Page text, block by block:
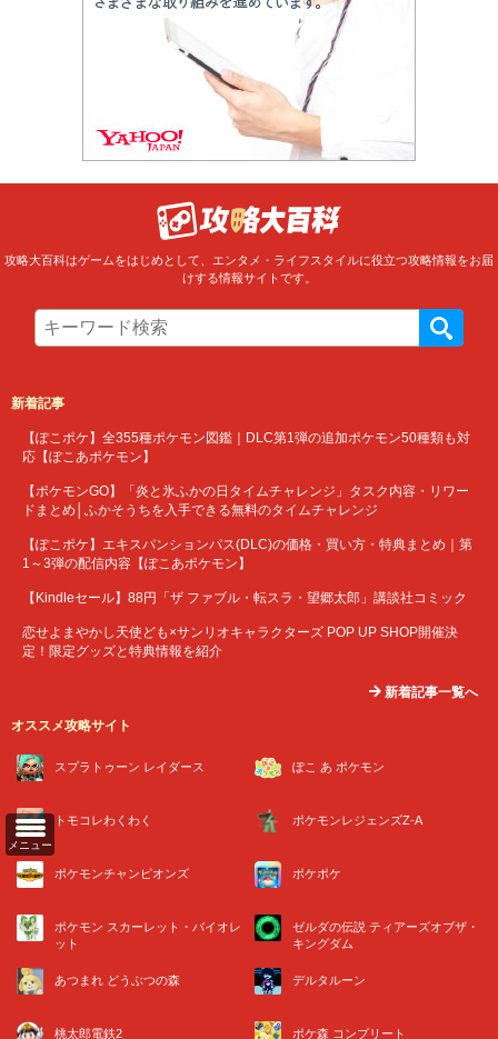
メニュー
攻略大百科はゲームをはじめとして、エンタメ・ライフスタイルに役立つ攻略情報をお届
けする情報サイトです。
新着記事
【ぽこポケ】全355種ポケモン図鑑｜DLC第1弾の追加ポケモン50種類も対
応【ぽこあポケモン】
【ポケモンGO】「炎と氷ふかの日タイムチャレンジ」タスク内容・リワー
ドまとめ│ふかそうちを入手できる無料のタイムチャレンジ
【ぽこポケ】エキスパンションパス(DLC)の価格・買い方・特典まとめ｜第
1～3弾の配信内容【ぽこあポケモン】
【Kindleセール】88円「ザ ファブル・転スラ・望郷太郎」講談社コミック
恋せよまやかし天使ども×サンリオキャラクターズ POP UP SHOP開催決
定！限定グッズと特典情報を紹介
新着記事一覧へ
オススメ攻略サイト
スプラトゥーン レイダース ぽこ あ ポケモン
トモコレわくわく ポケモンレジェンズZ-A
ポケモンチャンピオンズ ポケポケ
ポケモン スカーレット・バイオレ
ット
ゼルダの伝説 ティアーズオブザ・
キングダム
あつまれ どうぶつの森 デルタルーン
桃太郎電鉄2 ポケ森 コンプリート